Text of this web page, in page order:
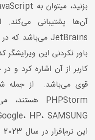
آن‌ها پشتیبانی
قوی می‌باشد. از جمله